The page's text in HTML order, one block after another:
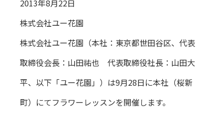
2013年8月22日
株式会社ユー花園
株式会社ユー花園（本社：東京都世田谷区、代表
取締役会長：山田祐也 代表取締役社長：山田大
平、以下「ユー花園」）は9月28日に本社（桜新
町）にてフラワーレッスンを開催します。